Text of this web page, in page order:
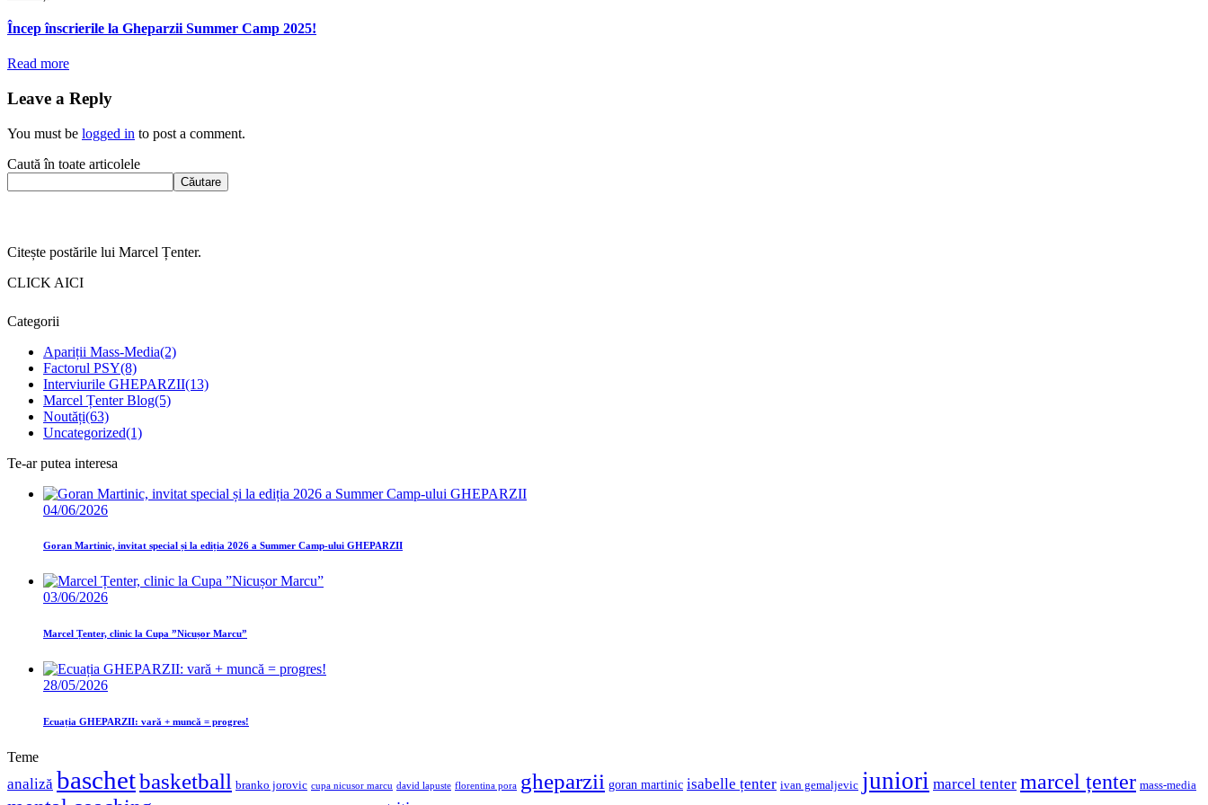
Încep înscrierile la Gheparzii Summer Camp 2025!
Read more
Leave a Reply
You must be logged in to post a comment.
Caută în toate articolele
Căutare
Citește postările lui Marcel Țenter.
CLICK AICI
Categorii
Apariții Mass-Media(2)
Factorul PSY(8)
Interviurile GHEPARZII(13)
Marcel Țenter Blog(5)
Noutăți(63)
Uncategorized(1)
Te-ar putea interesa
04/06/2026
Goran Martinic, invitat special și la ediția 2026 a Summer Camp-ului GHEPARZII
03/06/2026
Marcel Țenter, clinic la Cupa ”Nicușor Marcu”
28/05/2026
Ecuația GHEPARZII: vară + muncă = progres!
Teme
analiză baschetbasketball branko jorovic cupa nicusor marcu david lapuste florentina pora gheparzii goran martinic isabelle țenter ivan gemaljevic juniori marcel tenter marcel țenter mass-media